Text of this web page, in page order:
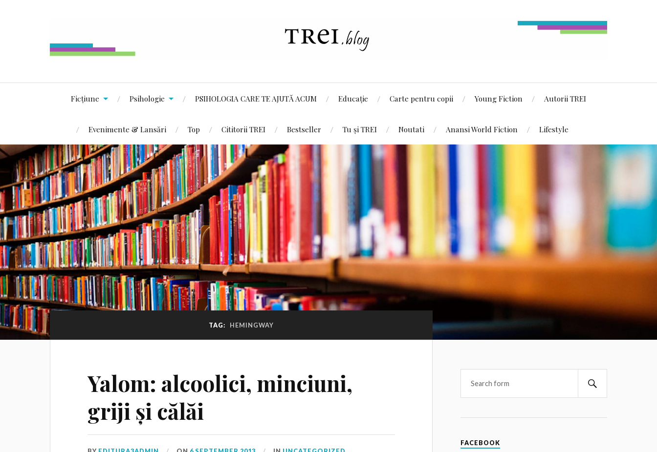
Ficțiune Psihologie PSIHOLOGIA CARE TE AJUTĂ ACUM Educație Carte pentru copii Young Fiction Autorii TREI
Evenimente & Lansări Top Cititorii TREI Bestseller Tu și TREI Noutati Anansi World Fiction Lifestyle
TAG: HEMINGWAY
Yalom: alcoolici, minciuni,
griji și călăi
FACEBOOK